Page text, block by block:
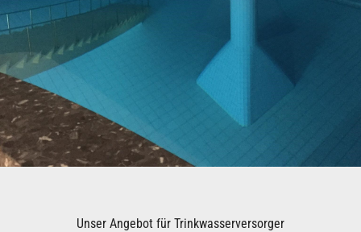
Unser Angebot für Trinkwasserversorger